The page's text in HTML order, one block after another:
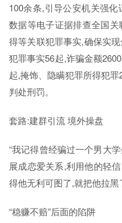
100余条,引导公安机关强
数据等电子证据排查全国
得等关联犯罪事实,确保实
犯罪事实56起,诈骗金额
起,掩饰、隐瞒犯罪所得犯
判处刑罚。
套路:建群引流 境外操盘
“我记得曾经骗过一个男大
展成恋爱关系,利用他的轻
得他无利可图了,就把他拉黑
“稳赚不赔”后面的陷阱